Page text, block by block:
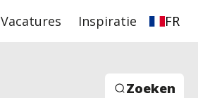
Vacatures Inspiratie FR
Zoeken